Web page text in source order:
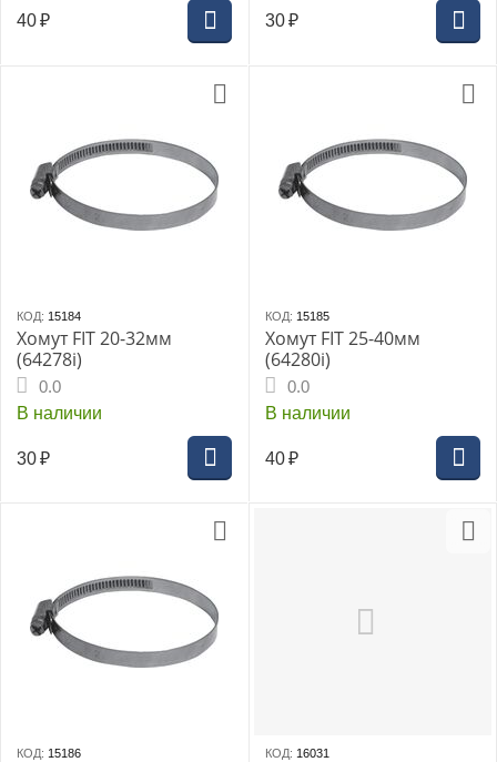
40 ₽ 30 ₽
КОД: 15184
Хомут FIT 20-32мм
(64278i)
0.0
В наличии
30 ₽
КОД: 15185
Хомут FIT 25-40мм
(64280i)
0.0
В наличии
40 ₽
КОД: 15186 КОД: 16031